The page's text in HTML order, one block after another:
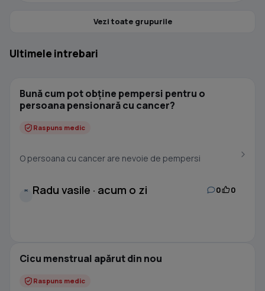
Vezi toate grupurile
Ultimele intrebari
Bună cum pot obține pempersi pentru o
persoana pensionară cu cancer?
Raspuns medic
O persoana cu cancer are nevoie de pempersi
R Radu vasile · acum o zi 0 0
Cicu menstrual apărut din nou
Raspuns medic